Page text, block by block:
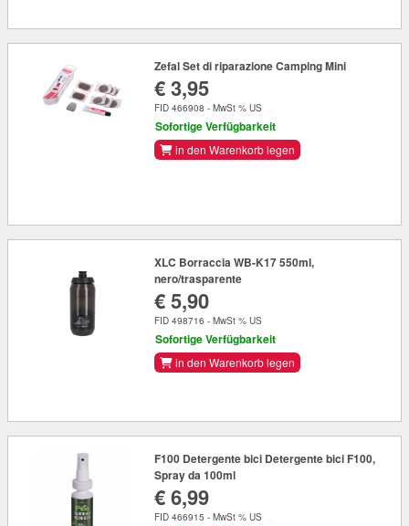
Zefal Set di riparazione Camping Mini
€ 3,95
FID 466908 - MwSt % US
Sofortige Verfügbarkeit
in den Warenkorb legen
XLC Borraccia WB-K17 550ml,
nero/trasparente
€ 5,90
FID 498716 - MwSt % US
Sofortige Verfügbarkeit
in den Warenkorb legen
F100 Detergente bici Detergente bici F100,
Spray da 100ml
€ 6,99
FID 466915 - MwSt % US